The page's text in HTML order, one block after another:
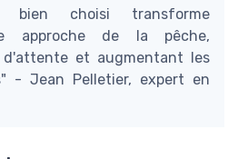
bien choisi transforme
approche de la pêche,
et augmentant les
- Jean Pelletier, expert en